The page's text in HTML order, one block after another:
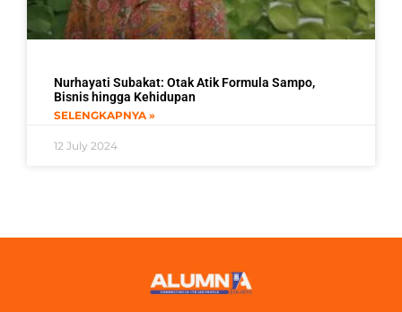
Nurhayati Subakat: Otak Atik Formula Sampo,
Bisnis hingga Kehidupan
SELENGKAPNYA »
12 July 2024